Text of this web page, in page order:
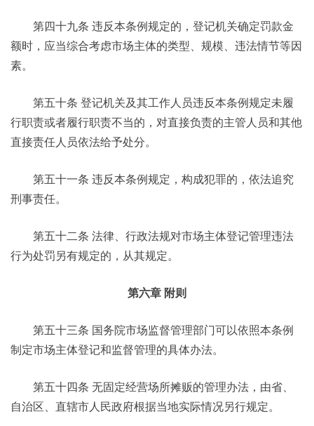
第四十九条 违反本条例规定的，登记机关确定罚款金
额时，应当综合考虑市场主体的类型、规模、违法情节等因
素。
第五十条 登记机关及其工作人员违反本条例规定未履
行职责或者履行职责不当的，对直接负责的主管人员和其他
直接责任人员依法给予处分。
第五十一条 违反本条例规定，构成犯罪的，依法追究
刑事责任。
第五十二条 法律、行政法规对市场主体登记管理违法
行为处罚另有规定的，从其规定。
第六章 附则
第五十三条 国务院市场监督管理部门可以依照本条例
制定市场主体登记和监督管理的具体办法。
第五十四条 无固定经营场所摊贩的管理办法，由省、
自治区、直辖市人民政府根据当地实际情况另行规定。